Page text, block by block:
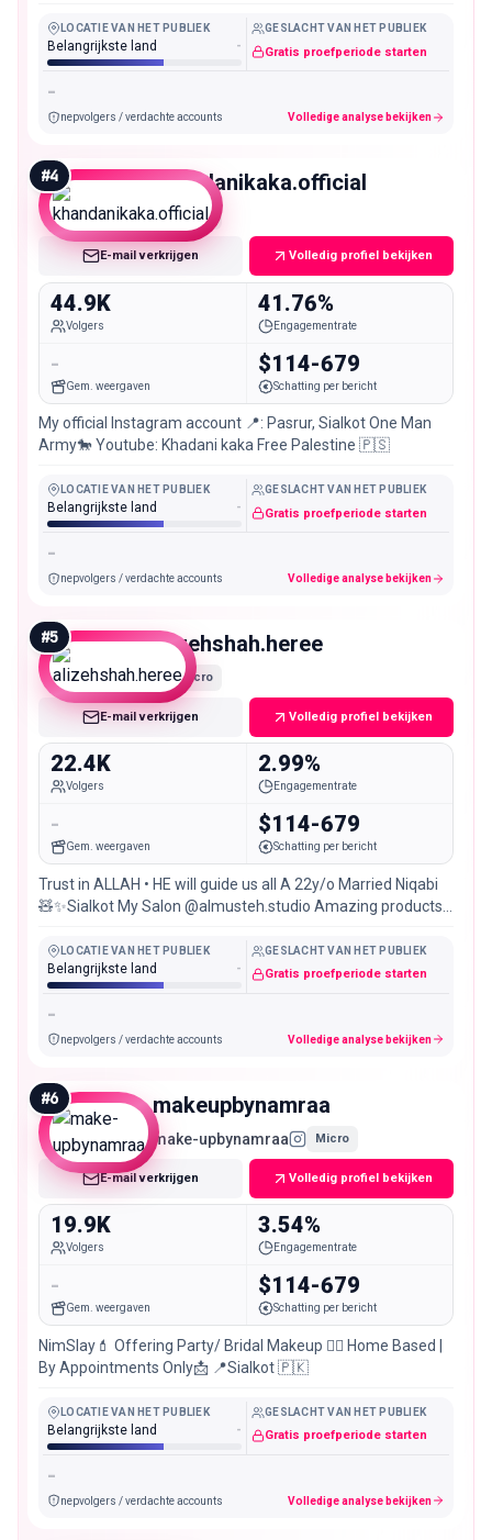
LOCATIE VAN HET PUBLIEK
Belangrijkste land -
GESLACHT VAN HET PUBLIEK
Gratis proefperiode starten
-
nepvolgers / verdachte accounts Volledige analyse bekijken
#4 khandanikaka.official
Micro
E-mail verkrijgen Volledig profiel bekijken
44.9K
Volgers
41.76%
Engagementrate
-
Gem. weergaven
$114-679
Schatting per bericht
My official Instagram account 📍: Pasrur, Sialkot One Man
Army🐎 Youtube: Khadani kaka Free Palestine 🇵🇸
LOCATIE VAN HET PUBLIEK
Belangrijkste land -
GESLACHT VAN HET PUBLIEK
Gratis proefperiode starten
-
nepvolgers / verdachte accounts Volledige analyse bekijken
#5 alizehshah.heree
Micro
E-mail verkrijgen Volledig profiel bekijken
22.4K
Volgers
2.99%
Engagementrate
-
Gem. weergaven
$114-679
Schatting per bericht
Trust in ALLAH • HE will guide us all A 22y/o Married Niqabi
🧸✨Sialkot My Salon @almusteh.studio Amazing products
LOCATIE VAN HET PUBLIEK
Belangrijkste land -
GESLACHT VAN HET PUBLIEK
Gratis proefperiode starten
-
nepvolgers / verdachte accounts Volledige analyse bekijken
#6 makeupbynamraa
make-upbynamraa Micro
E-mail verkrijgen Volledig profiel bekijken
19.9K
Volgers
3.54%
Engagementrate
-
Gem. weergaven
$114-679
Schatting per bericht
NimSlay💄 Offering Party/ Bridal Makeup 👰‍♀️ Home Based |
By Appointments Only📩 📍Sialkot 🇵🇰
LOCATIE VAN HET PUBLIEK
Belangrijkste land -
GESLACHT VAN HET PUBLIEK
Gratis proefperiode starten
-
nepvolgers / verdachte accounts Volledige analyse bekijken